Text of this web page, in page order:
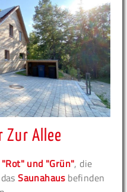
Zur Allee
und "Grün", die
Saunahausbefinden